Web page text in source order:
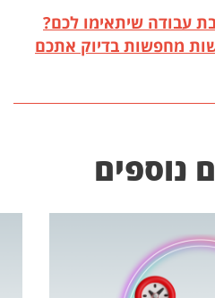
עבודה שיתאימו לכם?
מחפשות בדיוק אתכם
נוספים